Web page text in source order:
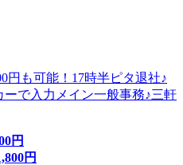
円も可能！17時半ピタ退社♪
で入力メイン一般事務♪三軒
円
円